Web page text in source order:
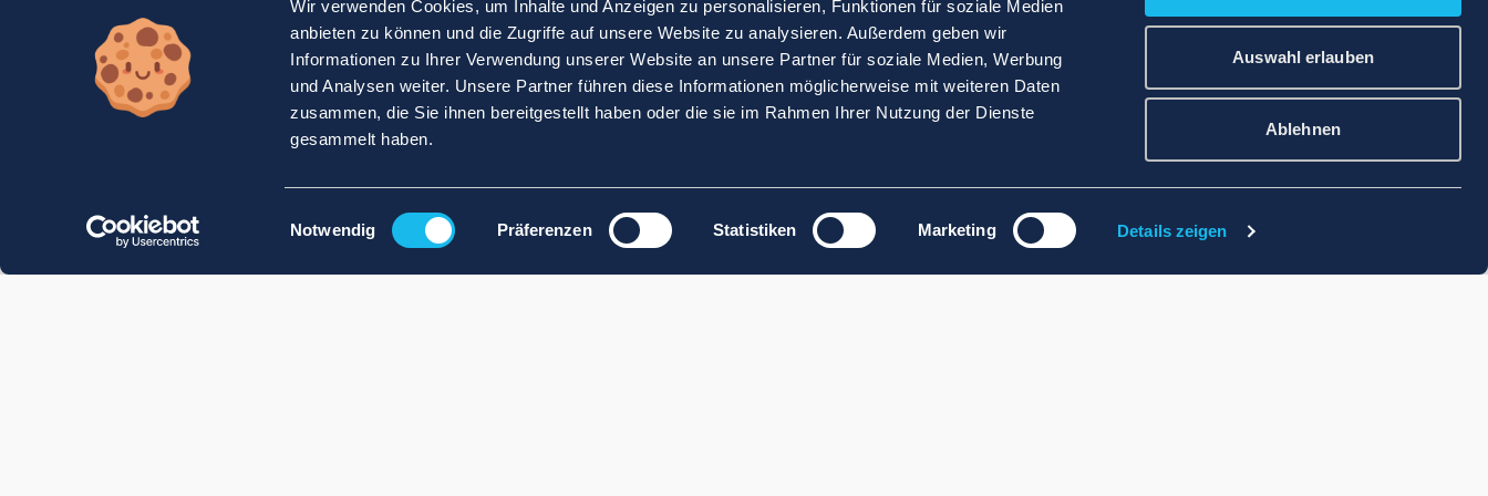
Wir verwenden Cookies, um Inhalte und Anzeigen zu personalisieren, Funktionen für soziale Medien
anbieten zu können und die Zugriffe auf unsere Website zu analysieren. Außerdem geben wir
Informationen zu Ihrer Verwendung unserer Website an unsere Partner für soziale Medien, Werbung
und Analysen weiter. Unsere Partner führen diese Informationen möglicherweise mit weiteren Daten
zusammen, die Sie ihnen bereitgestellt haben oder die sie im Rahmen Ihrer Nutzung der Dienste
gesammelt haben.
Einwilligungsauswahl
Notwendig Präferenzen Statistiken Marketing Details zeigen
Auswahl erlauben
Ablehnen